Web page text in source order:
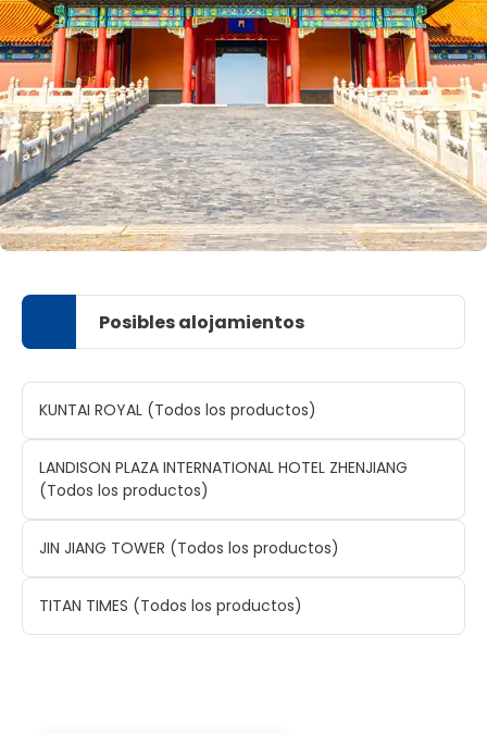
Posibles alojamientos
KUNTAI ROYAL (Todos los productos)
LANDISON PLAZA INTERNATIONAL HOTEL ZHENJIANG
(Todos los productos)
JIN JIANG TOWER (Todos los productos)
TITAN TIMES (Todos los productos)